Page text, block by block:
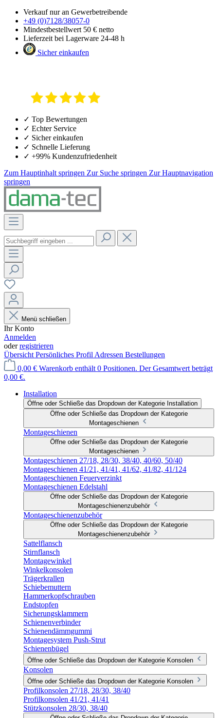
Verkauf nur an Gewerbetreibende
+49 (0)7128/38057-0
Mindestbestellwert 50 € netto
Lieferzeit bei Lagerware 24-48 h
Sicher einkaufen
✓ Top Bewertungen
✓ Echter Service
✓ Sicher einkaufen
✓ Schnelle Lieferung
✓ +99% Kundenzufriedenheit
Zum Hauptinhalt springen Zur Suche springen Zur Hauptnavigation
springen
Menü schließen
Ihr Konto
Anmelden
oderregistrieren
Übersicht Persönliches Profil Adressen Bestellungen
0,00 € Warenkorb enthält 0 Positionen. Der Gesamtwert beträgt
0,00 €.
Installation
Öffne oder Schließe das Dropdown der Kategorie Installation
Öffne oder Schließe das Dropdown der Kategorie
Montageschienen
Montageschienen
Öffne oder Schließe das Dropdown der Kategorie
Montageschienen
Montageschienen 27/18, 28/30, 38/40, 40/60, 50/40
Montageschienen 41/21, 41/41, 41/62, 41/82, 41/124
Montageschienen Feuerverzinkt
Montageschienen Edelstahl
Öffne oder Schließe das Dropdown der Kategorie
Montageschienenzubehör
Montageschienenzubehör
Öffne oder Schließe das Dropdown der Kategorie
Montageschienenzubehör
Sattelflansch
Stirnflansch
Montagewinkel
Winkelkonsolen
Trägerkrallen
Schiebemuttern
Hammerkopfschrauben
Endstopfen
Sicherungsklammern
Schienenverbinder
Schienendämmgummi
Montagesystem Push-Strut
Schienenbügel
Öffne oder Schließe das Dropdown der Kategorie Konsolen
Konsolen
Öffne oder Schließe das Dropdown der Kategorie Konsolen
Profilkonsolen 27/18, 28/30, 38/40
Profilkonsolen 41/21, 41/41
Stützkonsolen 28/30, 38/40